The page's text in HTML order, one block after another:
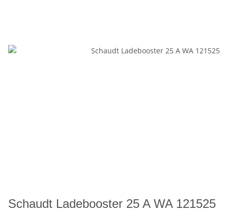
Schaudt Ladebooster 25 A WA 121525